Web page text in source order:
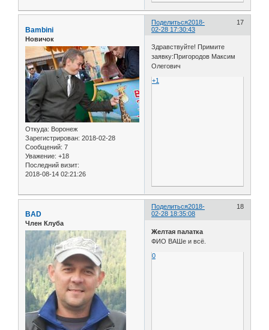
Поделиться 17
2018-
02-28 17:30:43
Bambini
Новичок
Откуда: Воронеж
Зарегистрирован: 2018-02-28
Сообщений: 7
Уважение: +18
Последний визит:
2018-08-14 02:21:26
Здравствуйте! Примите
заявку:Пригородов Максим
Олегович
+1
Поделиться 18
2018-
02-28 18:35:08
BAD
Член Клуба
Желтая палатка
ФИО ВАШе и всё.
0